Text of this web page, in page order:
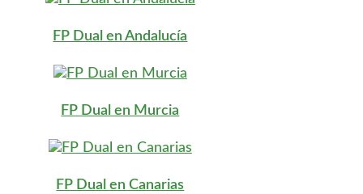
FP Dual en Andalucía
FP Dual en Murcia
FP Dual en Canarias